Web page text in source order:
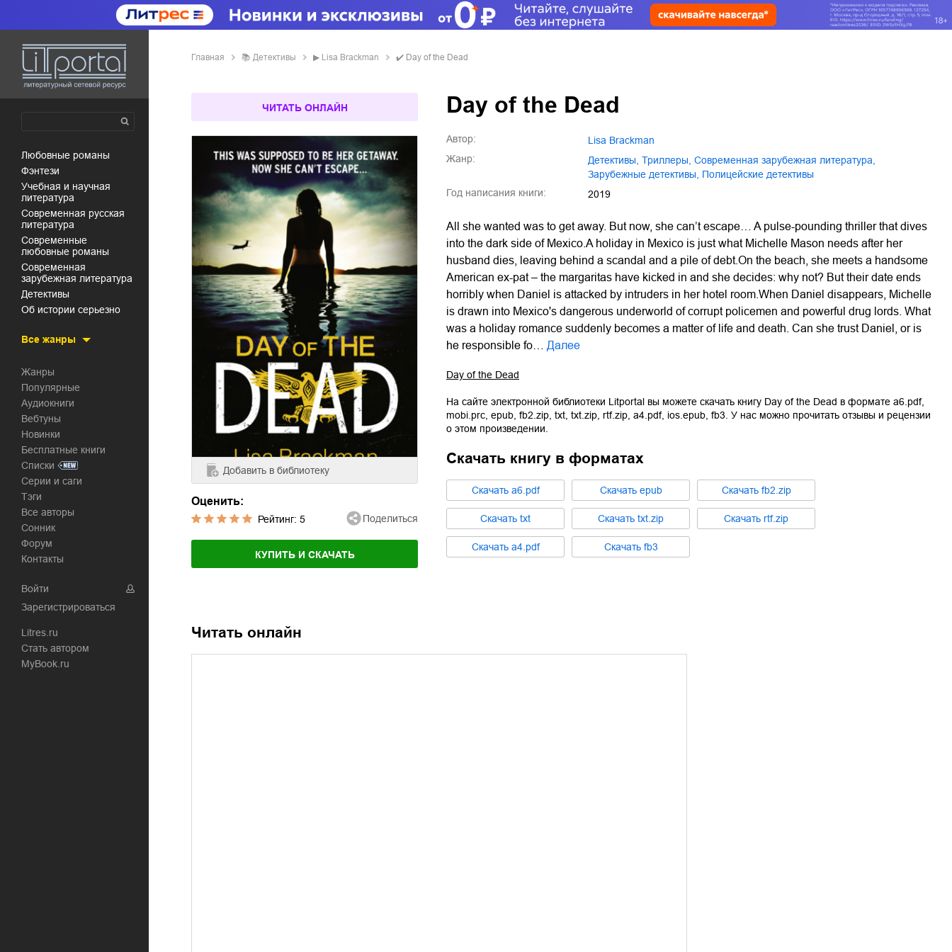
любовные романы
фэнтези
учебная и научная
литература
современная русская
литература
современные
любовные романы
современная
зарубежная литература
детективы
об истории серьезно
Все жанры
Жанры
Популярные
Аудиокниги
Вебтуны
Новинки
Бесплатные книги
Списки
Серии и саги
Тэги
Все авторы
Сонник
Форум
Контакты
Войти
Зарегистрироваться
Litres.ru
Стать автором
MyBook.ru
Главная 📚 детективы ▶ Lisa Brackman ✔️ Day of the Dead
ЧИТАТЬ ОНЛАЙН
Добавить в библиотеку
Оценить:
Рейтинг: 5 Поделиться
КУПИТЬ И СКАЧАТЬ
Day of the Dead
Автор:
Lisa Brackman
Жанр:
детективы триллеры современная зарубежная литература
зарубежные детективы
полицейские детективы
Год написания книги:
2019
All she wanted was to get away. But now, she can’t escape… A pulse-pounding thriller that dives
into the dark side of Mexico.A holiday in Mexico is just what Michelle Mason needs after her
husband dies, leaving behind a scandal and a pile of debt.On the beach, she meets a handsome
American ex-pat – the margaritas have kicked in and she decides: why not? But their date ends
horribly when Daniel is attacked by intruders in her hotel room.When Daniel disappears, Michelle
is drawn into Mexico's dangerous underworld of corrupt policemen and powerful drug lords. What
was a holiday romance suddenly becomes a matter of life and death. Can she trust Daniel, or is
he responsible fo…
Далее
Day of the Dead
На сайте электронной библиотеки Litportal вы можете скачать книгу Day of the Dead в формате a6.pdf,
mobi.prc epub fb2.zip txt txt.zip rtf.zip a4.pdf, ios.epub fb3 . У нас можно прочитать отзывы и рецензии
о этом произведении.
Скачать книгу в форматах
Cкачать a6.pdf Cкачать epub Cкачать fb2.zip
Cкачать txt Cкачать txt.zip Cкачать rtf.zip
Cкачать a4.pdf Cкачать fb3
Читать онлайн